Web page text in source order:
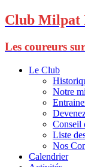
Club Milpat
Les coureurs
Le Club
Notre
Conseil
Liste
Nos
Calendrier